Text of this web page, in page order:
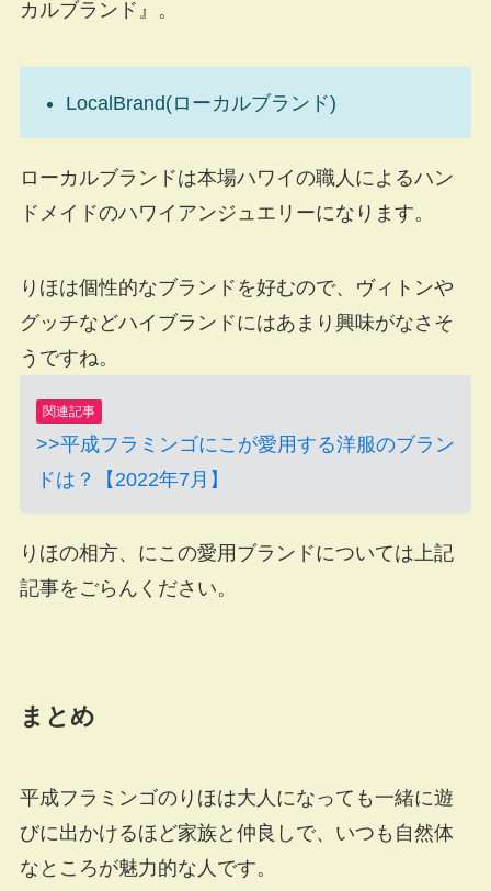
カルブランド』。
LocalBrand(ローカルブランド)
ローカルブランドは本場ハワイの職人によるハン
ドメイドのハワイアンジュエリーになります。
りほは個性的なブランドを好むので、ヴィトンや
グッチなどハイブランドにはあまり興味がなさそ
うですね。
関連記事
>>平成フラミンゴにこが愛用する洋服のブラン
ドは？【2022年7月】
りほの相方、にこの愛用ブランドについては上記
記事をごらんください。
まとめ
平成フラミンゴのりほは大人になっても一緒に遊
びに出かけるほど家族と仲良しで、いつも自然体
なところが魅力的な人です。